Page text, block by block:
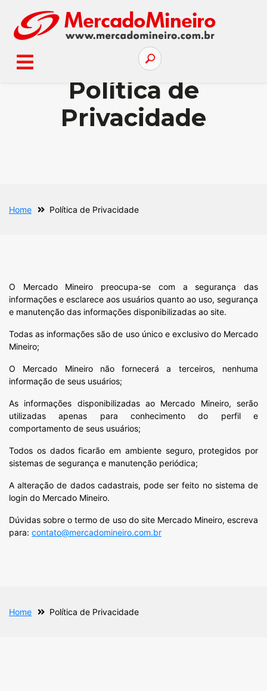
Política de
Privacidade
Home Política de Privacidade
O Mercado Mineiro preocupa-se com a segurança das
informações e esclarece aos usuários quanto ao uso, segurança
e manutenção das informações disponibilizadas ao site.
Todas as informações são de uso único e exclusivo do Mercado
Mineiro;
O Mercado Mineiro não fornecerá a terceiros, nenhuma
informação de seus usuários;
As informações disponibilizadas ao Mercado Mineiro, serão
utilizadas apenas para conhecimento do perfil e
comportamento de seus usuários;
Todos os dados ficarão em ambiente seguro, protegidos por
sistemas de segurança e manutenção periódica;
A alteração de dados cadastrais, pode ser feito no sistema de
login do Mercado Mineiro.
Dúvidas sobre o termo de uso do site Mercado Mineiro, escreva
para: contato@mercadomineiro.com.br
Home Política de Privacidade